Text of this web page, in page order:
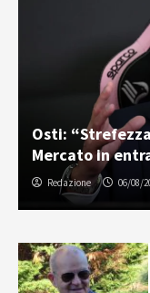
Osti:
Mercato in
Redazione 06/08/